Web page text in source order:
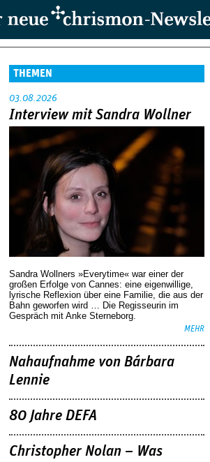
THEMEN
03.08.2026
Interview mit Sandra Wollner
Sandra Wollners »Everytime« war einer der
großen Erfolge von Cannes: eine eigenwillige,
lyrische Reflexion über eine ­Familie, die aus der
Bahn geworfen wird … Die Regisseurin im
Gespräch mit Anke Sterneborg.
MEHR
Nahaufnahme von Bárbara
Lennie
80 Jahre DEFA
Christopher Nolan – Was